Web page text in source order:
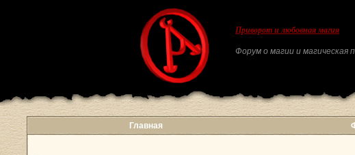
Приворот и любовная магия
Форум о магии и магическая
Главная